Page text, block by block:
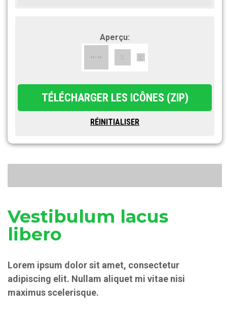
Aperçu:
Vestibulum lacus
libero
Lorem ipsum dolor sit amet, consectetur
adipiscing elit. Nullam aliquet mi vitae nisi
maximus scelerisque.